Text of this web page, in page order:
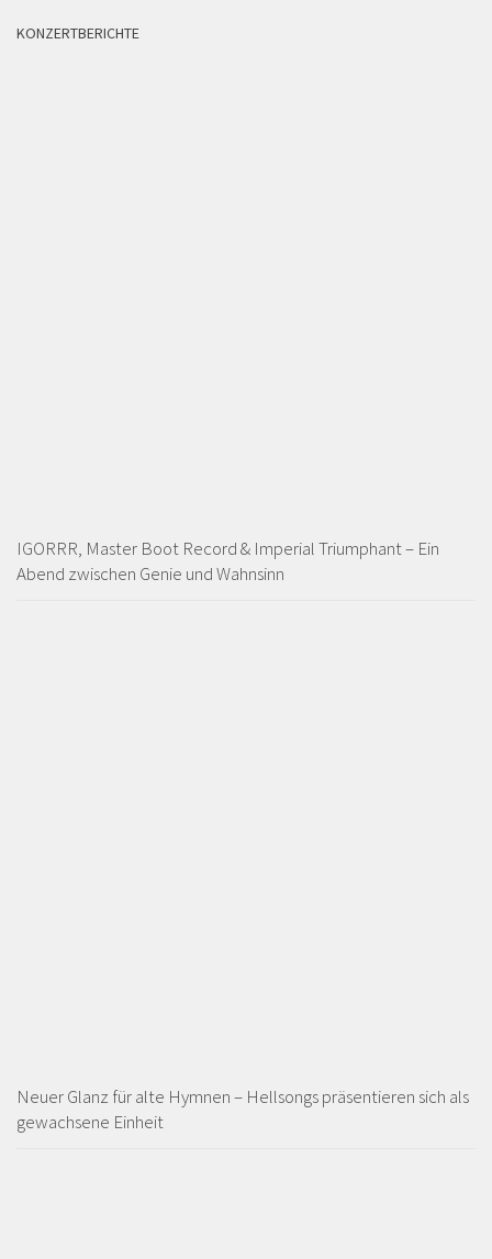
KONZERTBERICHTE
IGORRR, Master Boot Record & Imperial Triumphant – Ein
Abend zwischen Genie und Wahnsinn
Neuer Glanz für alte Hymnen – Hellsongs präsentieren sich als
gewachsene Einheit